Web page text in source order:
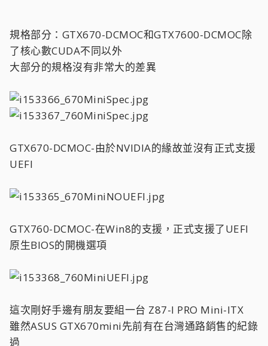
規格部分：GTX670-DCMOC和GTX7600-DCMOC除
了核心數CUDA不同以外
大部分的規格沒有非常大的差異
GTX670-DCMOC-由於NVIDIA的緣故並沒有正式支援
UEFI
GTX760-DCMOC-在Win8的支援，正式支援了UEFI
原生BIOS的開機選項
這次剛好手邊有朋友要組一台 Z87-I PRO Mini-ITX
雖然ASUS GTX670mini先前有在台灣通路銷售的紀錄
過